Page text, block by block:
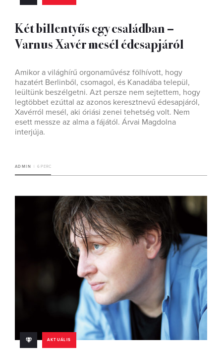
Két billentyűs egy családban –
Varnus Xavér mesél édesapjáról
Amikor a világhírű orgonaművész fölhívott, hogy
hazatért Berlinből, csomagol, és Kanadába települ,
leültünk beszélgetni. Azt persze nem sejtettem, hogy
legtöbbet ezúttal az azonos keresztnevű édesapjáról,
Xavérról mesél, aki óriási zenei tehetség volt. Nem
esett messze az alma a fájától. Árvai Magdolna
interjúja.
ADMIN 6 PERC
AKTUÁLIS